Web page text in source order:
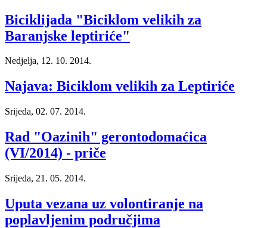
Biciklijada "Biciklom velikih za
Baranjske leptiriće"
Nedjelja, 12. 10. 2014.
Najava: Biciklom velikih za Leptiriće
Srijeda, 02. 07. 2014.
Rad "Oazinih" gerontodomaćica
(VI/2014) - priče
Srijeda, 21. 05. 2014.
Uputa vezana uz volontiranje na
poplavljenim područjima